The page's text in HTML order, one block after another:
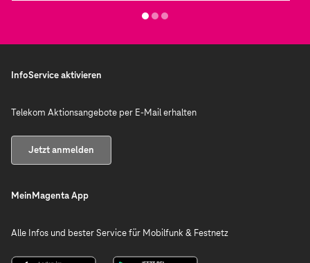
InfoService aktivieren
Telekom Aktionsangebote per E-Mail erhalten
Jetzt anmelden
MeinMagenta App
Alle Infos und bester Service für Mobilfunk & Festnetz